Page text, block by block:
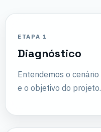
ETAPA 1
Diagnóstico
Entendemos o
e o objetivo do projeto.